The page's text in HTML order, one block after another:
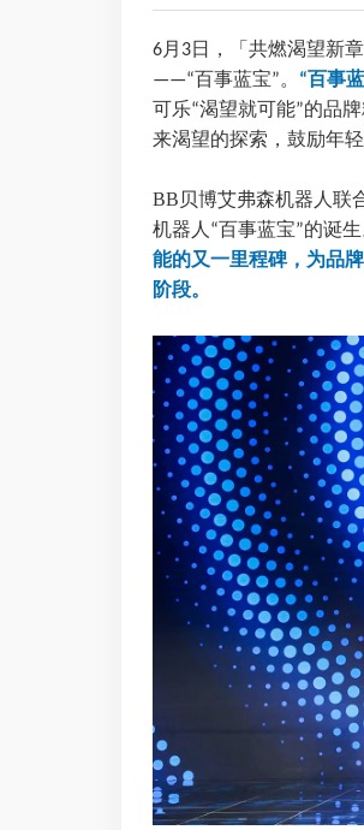
6月 3日，「共燃渴望新
——“百事蓝宝”。 “百事
可乐“渴望就可能”的品
来渴望的探索，鼓励年
BB贝博艾弗森机器人联
机器人 “百事蓝宝”的诞生
能的又一里程碑，为品
阶段。